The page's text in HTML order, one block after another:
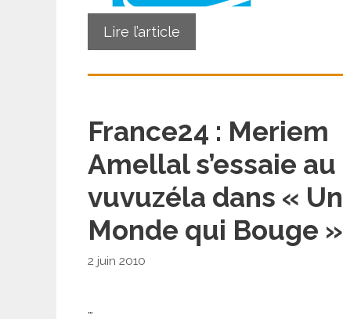
Lire l’article
France24 : Meriem
Amellal s’essaie au
vuvuzéla dans « Un
Monde qui Bouge »
2 juin 2010
…